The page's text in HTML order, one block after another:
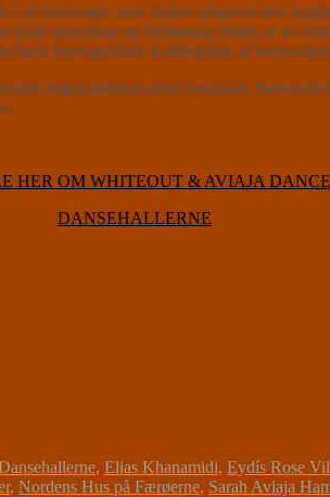
i sit lyddesign, men skaber alligevel den
både spænding og forløsning intakt, er en
koreografiske kortlægning af
Isiginnaartitsisarfia/Grønlands
HER OM WHITEOUT & AVIAJA DANCE
DANSEHALLERNE
, Elias Khanamidi, Eydís Rose
, Nordens Hus på Færøerne, Sarah Aviaja